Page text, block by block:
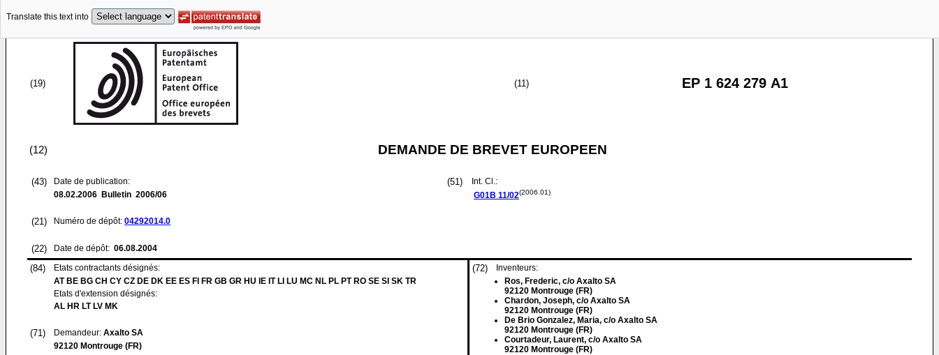
Translate this text into
(19) (11) EP 1 624 279 A1
(12) DEMANDE DE BREVET EUROPEEN
(43)
Date de publication:
08.02.2006 Bulletin 2006/06
(21) Numéro de dépôt: 04292014.0
(22) Date de dépôt: 06.08.2004
(51)
Int. Cl.:
G01B 11/02(2006.01)
(84)
Etats contractants désignés:
AT BE BG CH CY CZ DE DK EE ES FI FR GB GR HU IE IT LI LU MC NL PL PT RO SE SI SK TR
Etats d'extension désignés:
AL HR LT LV MK
(71) Demandeur: Axalto SA
92120 Montrouge (FR)
(72)
Inventeurs:
Ros, Frederic, c/o Axalto SA
92120 Montrouge (FR)
Chardon, Joseph, c/o Axalto SA
92120 Montrouge (FR)
De Brio Gonzalez, Maria, c/o Axalto SA
92120 Montrouge (FR)
Courtadeur, Laurent, c/o Axalto SA
92120 Montrouge (FR)